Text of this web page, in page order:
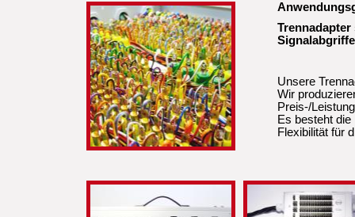
Unsere
Wir
Preis-/
Es besteht
Flexibilität für